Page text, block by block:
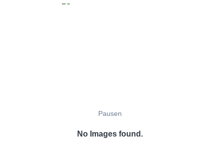
Pausen
No Images found.